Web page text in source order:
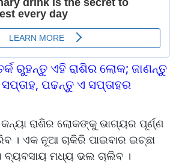
ରୁହନ୍ତୁ ଏହି ରାଶିର ଲୋକ; ଜାଣନ୍ତୁ
ପଢନ୍ତୁ ଏ ସପ୍ତାହର
ରାଶିର ଲୋକଙ୍କୁ ଭାଗ୍ୟର ପୂର୍ଣ୍ଣ
। ଏକ ନୂଆ ଚାକିରି ପାଇବାର ଇଚ୍ଛା
ବ୍ୟବସାୟ ମଧ୍ୟ ଭଲ ଚାଲିବ ।